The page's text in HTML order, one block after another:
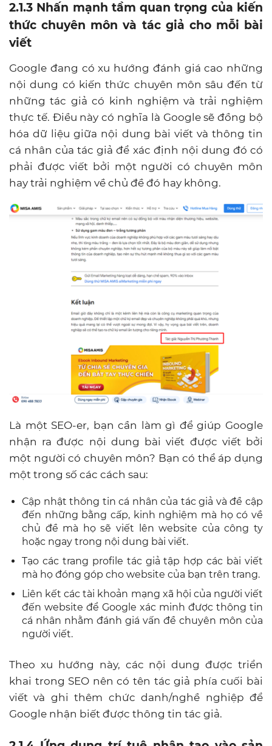
2.1.3 Nhấn mạnh tầm quan trọng của kiến
thức chuyên môn và tác giả cho mỗi bài
viết
Google đang có xu hướng đánh giá cao những
nội dung có kiến thức chuyên môn sâu đến từ
những tác giả có kinh nghiệm và trải nghiệm
thực tế. Điều này có nghĩa là Google sẽ đồng bộ
hóa dữ liệu giữa nội dung bài viết và thông tin
cá nhân của tác giả để xác định nội dung đó có
phải được viết bởi một người có chuyên môn
hay trải nghiệm về chủ đề đó hay không.
Là một SEO-er, bạn cần làm gì để giúp Google
nhận ra được nội dung bài viết được viết bởi
một người có chuyên môn? Bạn có thể áp dụng
một trong số các cách sau:
Cập nhật thông tin cá nhân của tác giả và đề cập
đến những bằng cấp, kinh nghiệm mà họ có về
chủ đề mà họ sẽ viết lên website của công ty
hoặc ngay trong nội dung bài viết.
Tạo các trang profile tác giả tập hợp các bài viết
mà họ đóng góp cho website của bạn trên trang.
Liên kết các tài khoản mạng xã hội của người viết
đến website để Google xác minh được thông tin
cá nhân nhằm đánh giá vấn đề chuyên môn của
người viết.
Theo xu hướng này, các nội dung được triển
khai trong SEO nên có tên tác giả phía cuối bài
viết và ghi thêm chức danh/nghề nghiệp để
Google nhận biết được thông tin tác giả.